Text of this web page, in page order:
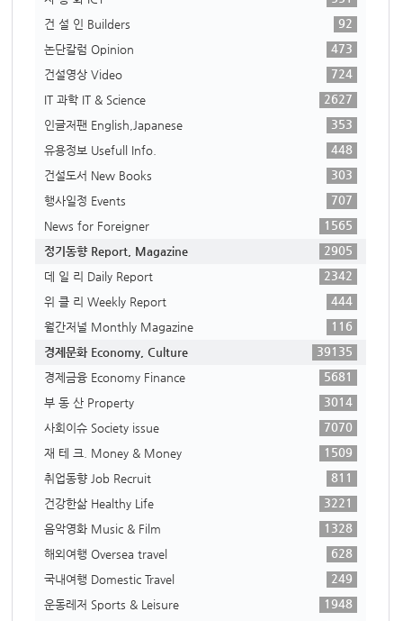
건 설 인 Builders
92
논단칼럼 Opinion
473
건설영상 Video
724
IT 과학 IT & Science
2627
인글저팬 English,Japanese
353
유용정보 Usefull Info.
448
건설도서 New Books
303
행사일정 Events
707
News for Foreigner
1565
정기동향 Report, Magazine
2905
데 일 리 Daily Report
2342
위 클 리 Weekly Report
444
월간저널 Monthly Magazine
116
경제문화 Economy, Culture
39135
경제금융 Economy Finance
5681
부 동 산 Property
3014
사회이슈 Society issue
7070
재 테 크. Money & Money
1509
취업동향 Job Recruit
811
건강한삶 Healthy Life
3221
음악영화 Music & Film
1328
해외여행 Oversea travel
628
국내여행 Domestic Travel
249
운동레저 Sports & Leisure
1948